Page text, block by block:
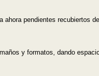
pendientes recubiertos
y formatos, dando